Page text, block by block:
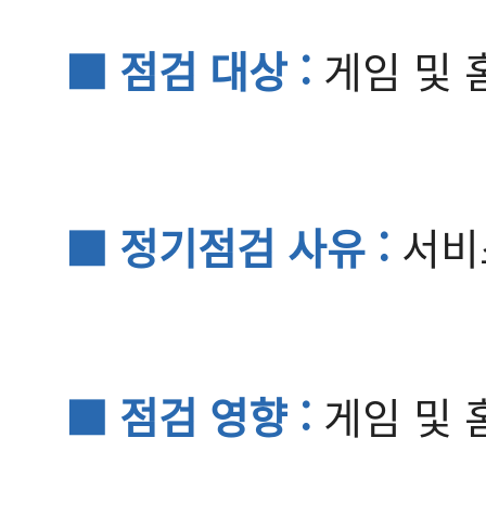
■ 점검 대상 : 게임 및
■ 정기점검 사유 : 서
■ 점검 영향 : 게임 및